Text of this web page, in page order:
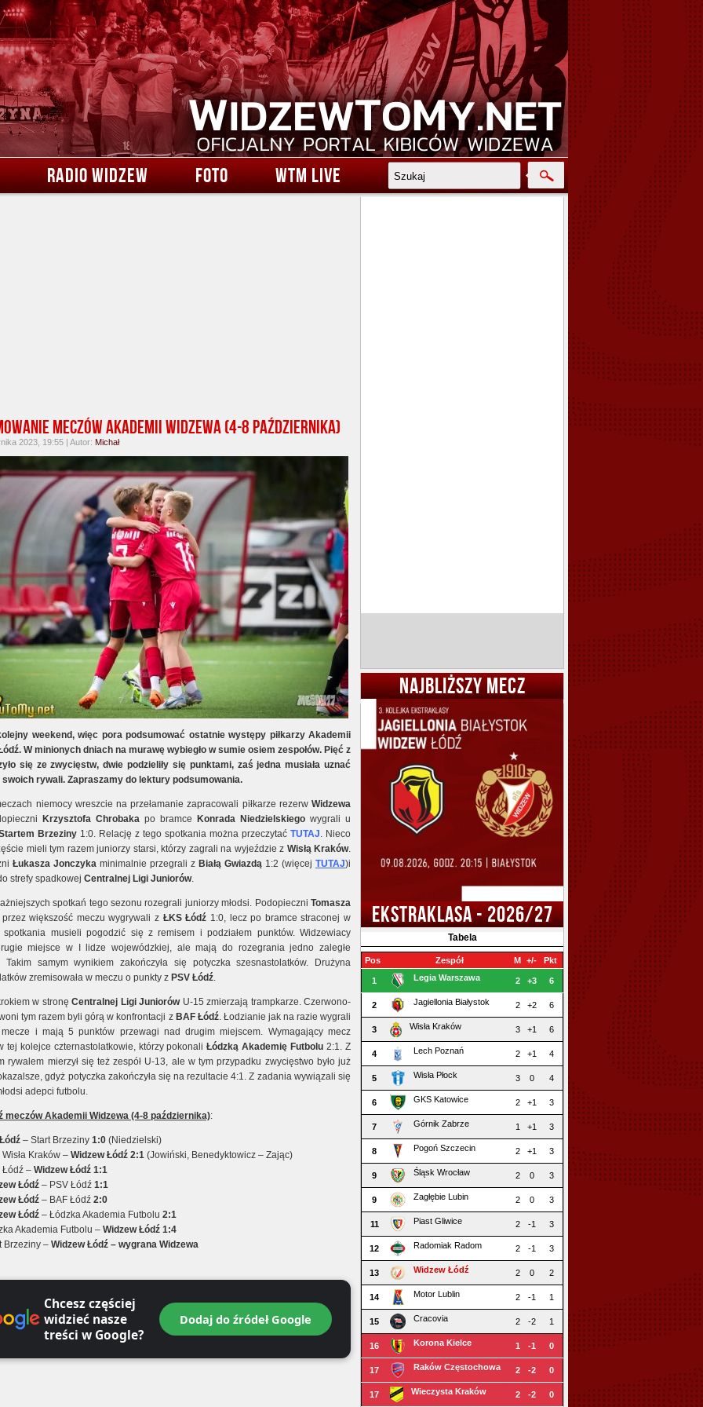
RADIO WIDZEW FOTO WTM LIVE
meczów Akademii Widzewa (4-8 października)
2023, 19:55 | Autor: Michał
weekend, więc pora podsumować ostatnie występy piłkarzy Akademii
W minionych dniach na murawę wybiegło w sumie osiem zespołów. Pięć z
się ze zwycięstw, dwie podzieliły się punktami, zaś jedna musiała uznać
rywali. Zapraszamy do lektury podsumowania.
niemocy wreszcie na przełamanie zapracowali piłkarze rezerw Widzewa
Krzysztofa Chrobaka po bramce Konrada Niedzielskiego wygrali u
Brzeziny 1:0. Relację z tego spotkania można przeczytać TUTAJ. Nieco
mieli tym razem juniorzy starsi, którzy zagrali na wyjeździe z Wisłą Kraków.
Łukasza Jonczyka minimalnie przegrali z Białą Gwiazdą 1:2 (więcej TUTAJ)i
strefy spadkowej Centralnej Ligi Juniorów.
spotkań tego sezonu rozegrali juniorzy młodsi. Podopieczni Tomasza
większość meczu wygrywali z ŁKS Łódź 1:0, lecz po bramce straconej w
spotkania musieli pogodzić się z remisem i podziałem punktów. Widzewiacy
miejsce w I lidze wojewódzkiej, ale mają do rozegrania jedno zaległe
Takim samym wynikiem zakończyła się potyczka szesnastolatków. Drużyna
zremisowała w meczu o punkty z PSV Łódź.
w stronę Centralnej Ligi JuniorówU-15 zmierzają trampkarze. Czerwono-
tym razem byli górą w konfrontacji z BAF Łódź. Łodzianie jak na razie wygrali
mecze i mają 5 punktów przewagi nad drugim miejscem. Wymagający mecz
tej kolejce czternastolatkowie, którzy pokonaliŁódzką Akademię Futbolu 2:1. Z
rywalem mierzył się też zespół U-13, ale w tym przypadku zwycięstwo było już
gdyż potyczka zakończyła się na rezultacie 4:1. Z zadania wywiązali się
adepci futbolu.
meczów Akademii Widzewa (4-8 października):
– Start Brzeziny 1:0 (Niedzielski)
Wisła Kraków – Widzew Łódź 2:1 (Jowiński, Benedyktowicz – Zając)
Łódź – Widzew Łódź 1:1
Łódź – PSV Łódź 1:1
Łódź – BAF Łódź 2:0
Łódź – Łódzka Akademia Futbolu 2:1
Akademia Futbolu – Widzew Łódź 1:4
Brzeziny – Widzew Łódź – wygrana Widzewa
Chcesz częściej
widzieć nasze
treści w Google?
Dodaj do źródeł Google
NAJBLIŻSZY MECZ
EKSTRAKLASA - 2026/27
Tabela
Pos Zespół M +/- Pkt
1 Legia Warszawa 2 +3 6
2 Jagiellonia Białystok 2 +2 6
3 Wisła Kraków 3 +1 6
4 Lech Poznań 2 +1 4
5 Wisła Płock 3 0 4
6 GKS Katowice 2 +1 3
7 Górnik Zabrze 1 +1 3
8 Pogoń Szczecin 2 +1 3
9 Śląsk Wrocław 2 0 3
9 Zagłębie Lubin 2 0 3
11 Piast Gliwice 2 -1 3
12 Radomiak Radom 2 -1 3
13 Widzew Łódź 2 0 2
14 Motor Lublin 2 -1 1
15 Cracovia 2 -2 1
16 Korona Kielce 1 -1 0
17 Raków Częstochowa 2 -2 0
17 Wieczysta Kraków 2 -2 0